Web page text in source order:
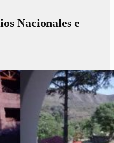
Nacionales e